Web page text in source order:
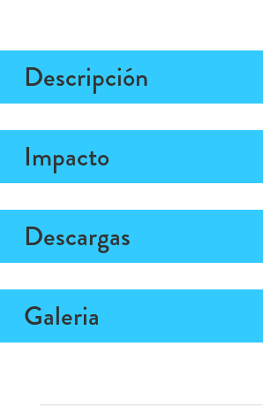
Descripción
Impacto
Descargas
Galeria